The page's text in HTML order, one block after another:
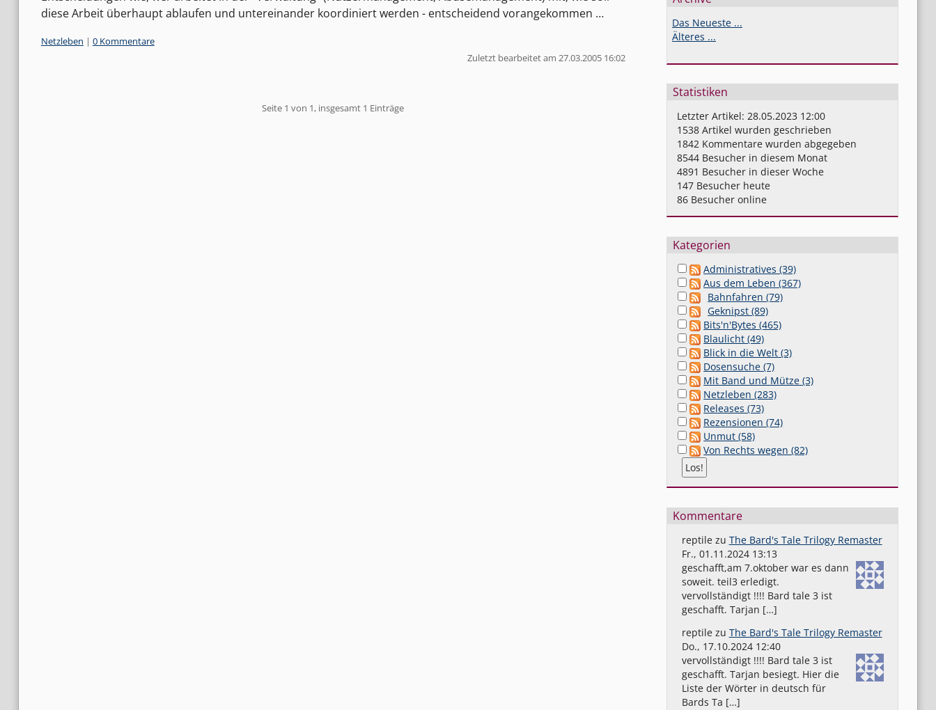
diese Arbeit überhaupt ablaufen und untereinander koordiniert werden - entscheidend vorangekommen …
Kategorien:
Netzleben | 0 Kommentare
Zuletzt bearbeitet am 27.03.2005 16:02
Seite 1 von 1, insgesamt 1 Einträge
Das Neueste ...
Älteres ...
Statistiken
Letzter Artikel: 28.05.2023 12:00
1538Artikel wurden geschrieben
1842Kommentare wurden abgegeben
8544Besucher in diesem Monat
4891 Besucher in dieser Woche
147Besucher heute
86Besucher online
Kategorien
Administratives (39)
Aus dem Leben (367)
Bahnfahren (79)
Geknipst (89)
Bits'n'Bytes (465)
Blaulicht (49)
Blick in die Welt (3)
Dosensuche (7)
Mit Band und Mütze (3)
Netzleben (283)
Releases (73)
Rezensionen (74)
Unmut (58)
Von Rechts wegen (82)
Kommentare
reptilezu The Bard's Tale Trilogy Remaster
Fr., 01.11.2024 13:13
geschafft,am 7.oktober war es dann
soweit. teil3 erledigt.
vervollständigt !!!! Bard tale 3 ist
geschafft. Tarjan […]
reptilezu The Bard's Tale Trilogy Remaster
Do., 17.10.2024 12:40
vervollständigt !!!! Bard tale 3 ist
geschafft. Tarjan besiegt. Hier die
Liste der Wörter in deutsch für
Bards Ta […]